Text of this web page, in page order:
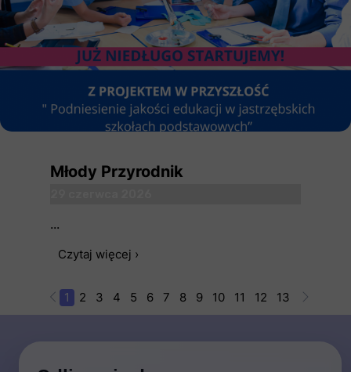
Młody Przyrodnik
...
Czytaj więcej ›
1 2 3 4 5 6 7 8 9 10 11 12 13 14